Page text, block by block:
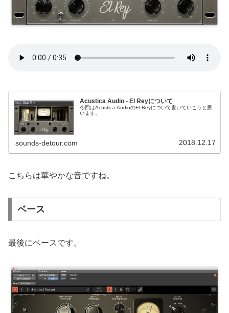
Acustica Audio - El Reyについて
今回はAcustica AudioのEl Reyについて書いていこうと思
います。
sounds-detour.com 2018.12.17
こちらは華やかな音ですね。
ベース
最後にベースです。